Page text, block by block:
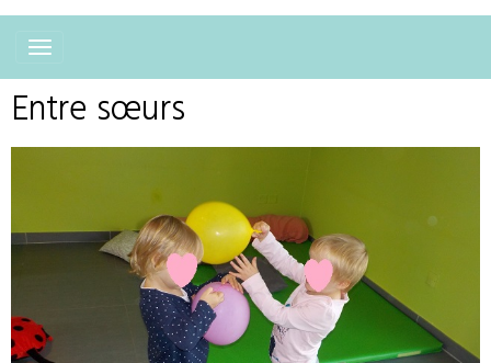
Entre sœurs